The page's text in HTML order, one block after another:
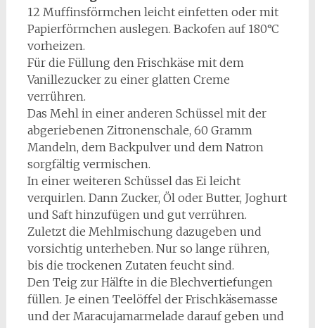
12 Muffinsförmchen leicht einfetten oder mit
Papierförmchen auslegen. Backofen auf 180°C
vorheizen.
Für die Füllung den Frischkäse mit dem
Vanillezucker zu einer glatten Creme
verrühren.
Das Mehl in einer anderen Schüssel mit der
abgeriebenen Zitronenschale, 60 Gramm
Mandeln, dem Backpulver und dem Natron
sorgfältig vermischen.
In einer weiteren Schüssel das Ei leicht
verquirlen. Dann Zucker, Öl oder Butter, Joghurt
und Saft hinzufügen und gut verrühren.
Zuletzt die Mehlmischung dazugeben und
vorsichtig unterheben. Nur so lange rühren,
bis die trockenen Zutaten feucht sind.
Den Teig zur Hälfte in die Blechvertiefungen
füllen. Je einen Teelöffel der Frischkäsemasse
und der Maracujamarmelade darauf geben und